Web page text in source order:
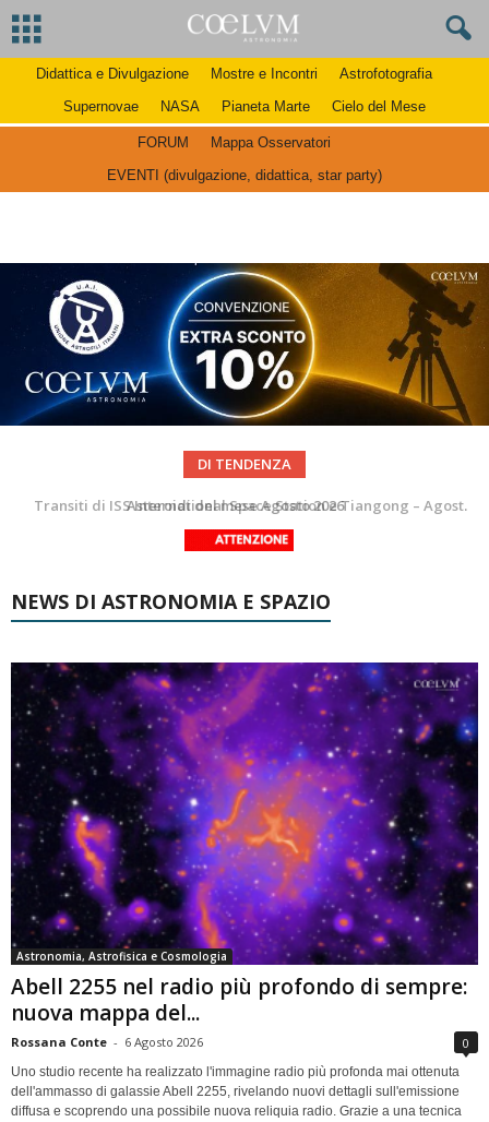
Didattica e Divulgazione Mostre e Incontri
Astrofotografia
Supernovae
NASA Pianeta Marte Cielo del Mese
FORUM
Mappa Osservatori
EVENTI (divulgazione, didattica, star party)
DI TENDENZA
Transiti di ISS International Space Station e Tiangong – Agosto 2026
La Luna del Mese – Agosto 2026
NEWS DI ASTRONOMIA E SPAZIO
Astronomia, Astrofisica e Cosmologia
Abell 2255 nel radio più profondo di sempre:
nuova mappa del...
Rossana Conte - 6 Agosto 2026 0
Uno studio recente ha realizzato l'immagine radio più profonda mai ottenuta
dell'ammasso di galassie Abell 2255, rivelando nuovi dettagli sull'emissione
diffusa e scoprendo una possibile nuova reliquia radio. Grazie a una tecnica